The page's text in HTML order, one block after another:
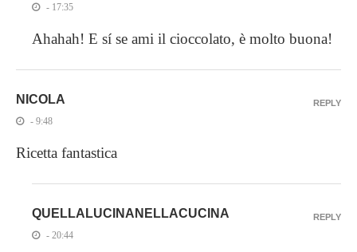
- 17:35
Ahahah! E sí se ami il cioccolato, è molto buona!
NICOLA
- 9:48
Ricetta fantastica
REPLY
QUELLALUCINANELLACUCINA
- 20:44
REPLY